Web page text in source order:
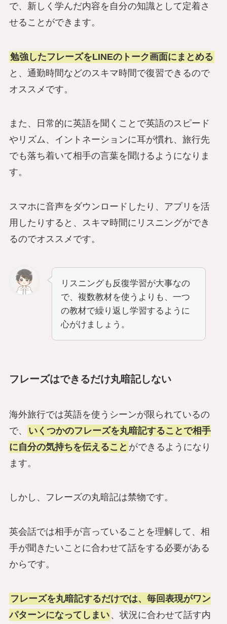
で、新しく学んだ内容を自分の知識として定着さ
せることができます。
勉強したフレーズをLINEのトーク画面にまとめる
と、通勤時間などのスキマ時間で復習できるので
オススメです。
また、日常的に英語を聞くことで英語のスピード
やリズム、イントネーションに耳が慣れ、旅行先
でも落ち着いて相手の言葉を聞けるようになりま
す。
スマホに音声をダウンロードしたり、アプリを活
用したりすると、スキマ時間にリスニングができ
るのでオススメです。
リスニングも反復学習が大事なの
で、複数教材を使うよりも、一つ
の教材で繰り返し学習するように
心がけましょう。
フレーズはできるだけ丸暗記しない
海外旅行では英語を使うシーンが限られているの
で、
いくつかのフレーズを丸暗記することで相手
に自分の気持ちを伝えること ができるようになり
ます。
しかし、フレーズの丸暗記は禁物です。
英会話では相手が言っていることを理解して、相
手が聞きたいことに合わせて話をする必要がある
からです。
フレーズを丸暗記するだけでは、毎回表現がワン
パターンになってしまい 、状況に合わせて話す内